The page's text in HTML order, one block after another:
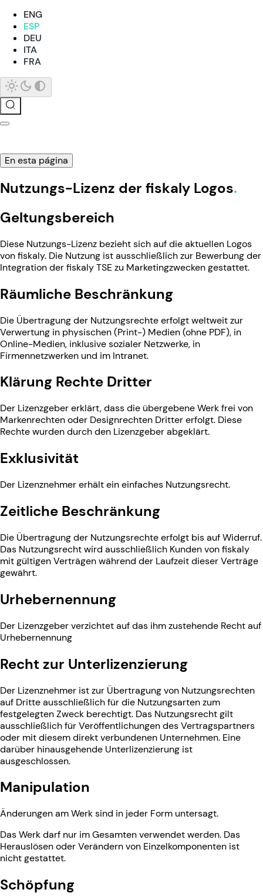
ENG
ESP
DEU
ITA
FRA
En esta página
Nutzungs-Lizenz der fiskaly Logos
Geltungsbereich
Diese Nutzungs-Lizenz bezieht sich auf die aktuellen Logos
von fiskaly. Die Nutzung ist ausschließlich zur Bewerbung der
Integration der fiskaly TSE zu Marketingzwecken gestattet.
Räumliche Beschränkung
Die Übertragung der Nutzungsrechte erfolgt weltweit zur
Verwertung in physischen (Print-) Medien (ohne PDF), in
Online-Medien, inklusive sozialer Netzwerke, in
Firmennetzwerken und im Intranet.
Klärung Rechte Dritter
Der Lizenzgeber erklärt, dass die übergebene Werk frei von
Markenrechten oder Designrechten Dritter erfolgt. Diese
Rechte wurden durch den Lizenzgeber abgeklärt.
Exklusivität
Der Lizenznehmer erhält ein einfaches Nutzungsrecht.
Zeitliche Beschränkung
Die Übertragung der Nutzungsrechte erfolgt bis auf Widerruf.
Das Nutzungsrecht wird ausschließlich Kunden von fiskaly
mit gültigen Verträgen während der Laufzeit dieser Verträge
gewährt.
Urhebernennung
Der Lizenzgeber verzichtet auf das ihm zustehende Recht auf
Urhebernennung
Recht zur Unterlizenzierung
Der Lizenznehmer ist zur Übertragung von Nutzungsrechten
auf Dritte ausschließlich für die Nutzungsarten zum
festgelegten Zweck berechtigt. Das Nutzungsrecht gilt
ausschließlich für Veröffentlichungen des Vertragspartners
oder mit diesem direkt verbundenen Unternehmen. Eine
darüber hinausgehende Unterlizenzierung ist
ausgeschlossen.
Manipulation
Änderungen am Werk sind in jeder Form untersagt.
Das Werk darf nur im Gesamten verwendet werden. Das
Herauslösen oder Verändern von Einzelkomponenten ist
nicht gestattet.
Schöpfung